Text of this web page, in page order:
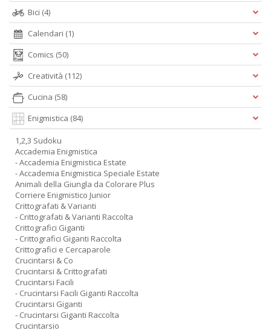
Bici (4)
Calendari (1)
Comics (50)
Creatività (112)
Cucina (58)
Enigmistica (84)
1,2,3 Sudoku
Accademia Enigmistica
- Accademia Enigmistica Estate
- Accademia Enigmistica Speciale Estate
Animali della Giungla da Colorare Plus
Corriere Enigmistico Junior
Crittografati & Varianti
- Crittografati & Varianti Raccolta
Crittografici Giganti
- Crittografici Giganti Raccolta
Crittografici e Cercaparole
Crucintarsi & Co
Crucintarsi & Crittografati
Crucintarsi Facili
- Crucintarsi Facili Giganti Raccolta
Crucintarsi Giganti
- Crucintarsi Giganti Raccolta
Crucintarsio